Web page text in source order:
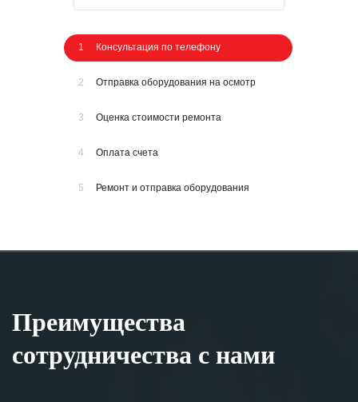
1 Консультация по телефону
2 Отправка оборудования на осмотр
3 Оценка стоимости ремонта
4 Оплата счета
5 Ремонт и отправка оборудования
Преимущества
сотрудничества с нами